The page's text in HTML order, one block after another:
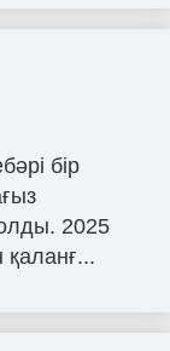
бір
2025